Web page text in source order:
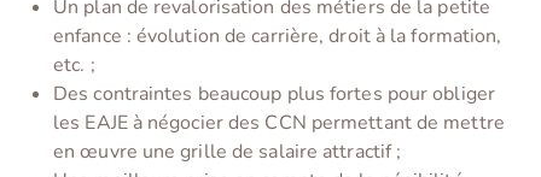
Un plan de revalorisation des métiers de la petite
enfance : évolution de carrière, droit à la formation,
etc. ;
Des contraintes beaucoup plus fortes pour obliger
les EAJE à négocier des CCN permettant de mettre
en œuvre une grille de salaire attractif ;